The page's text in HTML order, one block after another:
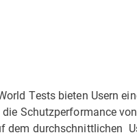
Tests bieten Usern
Schutzperformance
dem durchschnittlichen